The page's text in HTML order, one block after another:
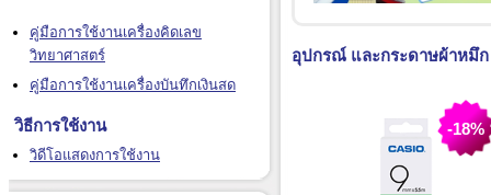
คู่มือการใช้งานเครื่องคิดเลข
วิทยาศาสตร์
คู่มือการใช้งานเครื่องบันทึกเงินสด
วิธีการใช้งาน
วิดีโอแสดงการใช้งาน
อุปกรณ์ และกระดาษผ้าหมึ
-18%